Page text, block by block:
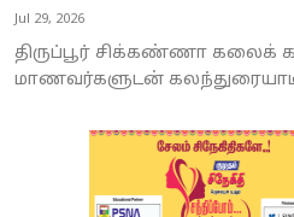
Jul 29, 2026
திருப்பூர் சிக்கண்ணா கலைக்
மாணவர்களுடன் கலந்துரையாடி